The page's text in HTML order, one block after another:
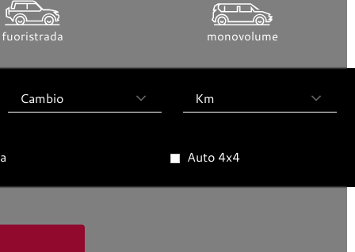
fuoristrada monovolume
Cambio Km
Auto 4x4